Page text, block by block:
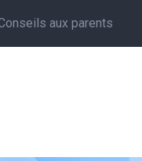
aux parents